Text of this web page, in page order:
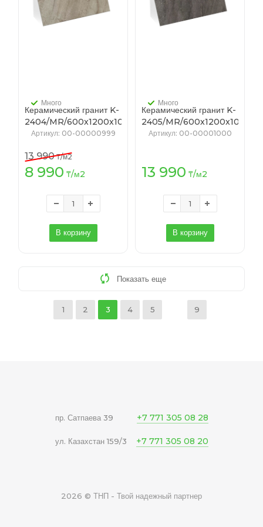
Керамический гранит K-
2404/MR/600x1200x10
(T-62, K-4) БЕРЕГ
Много
Артикул: 00-00000999
8 990 ₸/м2
13 990₸/м2
В корзину
Керамический гранит K-
2405/MR/600x1200x10
(T-60, K-4) БЕРЕГ
Много
Артикул: 00-00001000
13 990 ₸/м2
В корзину
Показать еще
1 2 3 4 5 9
пр. Сатпаева 39 +7 771 305 08 28
ул. Казахстан 159/3 +7 771 305 08 20
2026 © ТНП - Твой надежный партнер